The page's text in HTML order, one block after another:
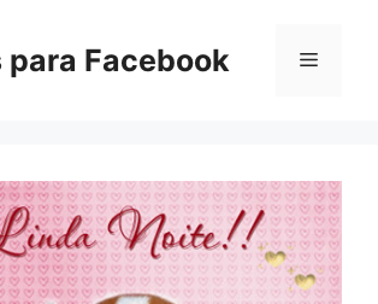
para Facebook Menu